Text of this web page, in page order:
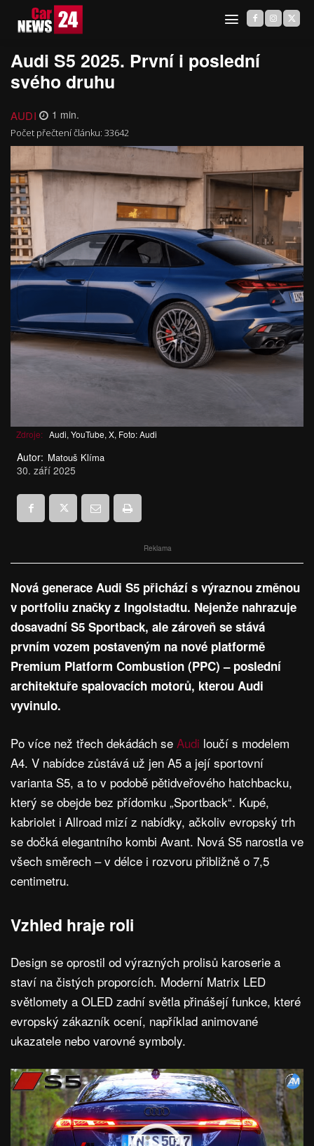
Audi S5 2025. První i poslední
svého druhu
AUDI 1 min.
Počet přečtení článku: 33642
Zdroje: Audi, YouTube, X, Foto: Audi
Autor: Matouš Klíma
30. září 2025
Reklama
Nová generace Audi S5 přichází s výraznou změnou
v portfoliu značky z Ingolstadtu. Nejenže nahrazuje
dosavadní S5 Sportback, ale zároveň se stává
prvním vozem postaveným na nové platformě
Premium Platform Combustion (PPC) – poslední
architektuře spalovacích motorů, kterou Audi
vyvinulo.
Po více než třech dekádách se Audi loučí s modelem
A4. V nabídce zůstává už jen A5 a její sportovní
varianta S5, a to v podobě pětidveřového hatchbacku,
který se obejde bez přídomku „Sportback“. Kupé,
kabriolet i Allroad mizí z nabídky, ačkoliv evropský trh
se dočká elegantního kombi Avant. Nová S5 narostla ve
všech směrech – v délce i rozvoru přibližně o 7,5
centimetru.
Vzhled hraje roli
Design se oprostil od výrazných prolisů karoserie a
staví na čistých proporcích. Moderní Matrix LED
světlomety a OLED zadní světla přinášejí funkce, které
evropský zákazník ocení, například animované
ukazatele nebo varovné symboly.